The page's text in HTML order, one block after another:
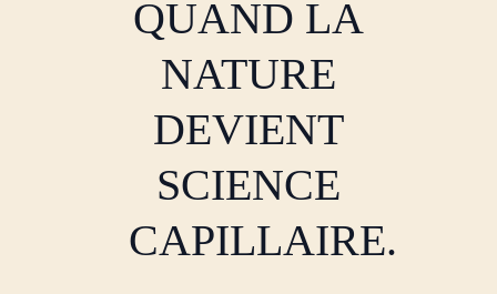
QUAND LA
NATURE
DEVIENT
SCIENCE
CAPILLAIRE.